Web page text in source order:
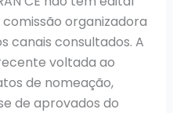
organizadora
canais consultados. A
voltada ao
de nomeação,
de aprovados do